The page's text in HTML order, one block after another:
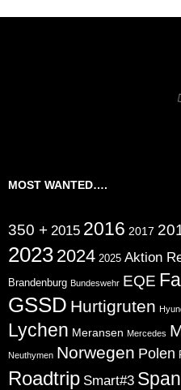
MOST WANTED….
350 + 2015 2016 2017
2023 2024 2025 Aktion
Brandenburg Bundeswehr EQE
GSSD Hurtigruten
Lychen Meransen Mercedes
Neuthymen Norwegen Polen
Roadtrip Smart#3